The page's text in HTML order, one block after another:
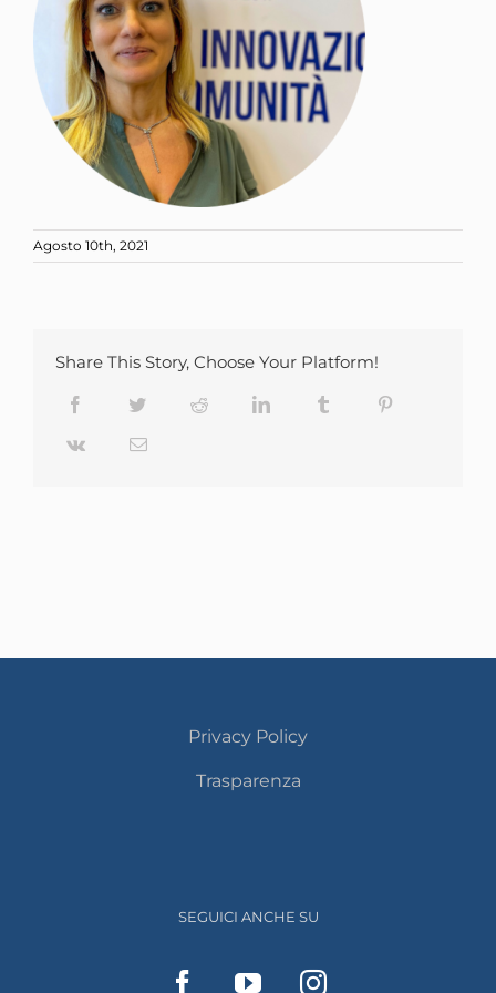
Agosto 10th, 2021
Share This Story, Choose Your Platform!
Facebook Twitter Reddit LinkedIn Tumblr
Vk Email
Privacy Policy
Trasparenza
SEGUICI ANCHE SU